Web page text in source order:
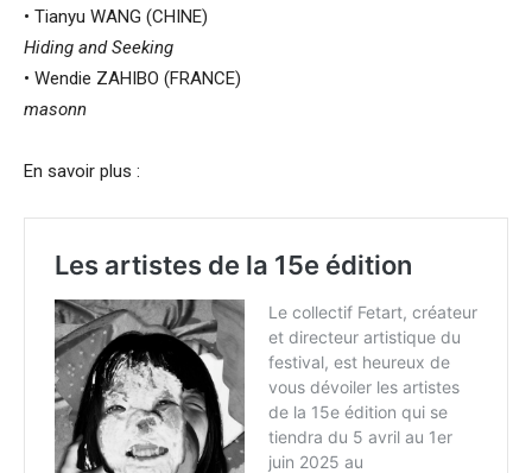
• Tianyu WANG (CHINE)
Hiding and Seeking
• Wendie ZAHIBO (FRANCE)
masonn
En savoir plus :